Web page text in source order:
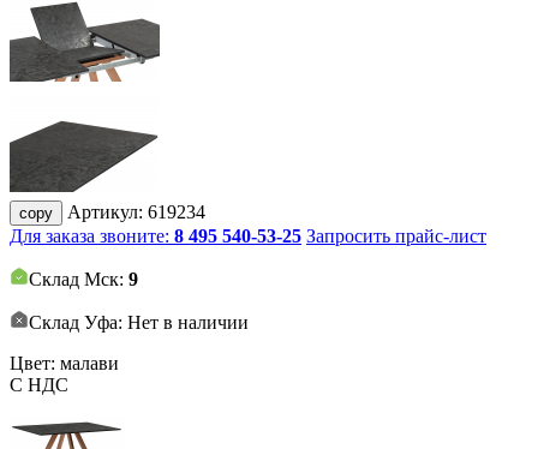
copy Артикул: 619234
Для заказа звоните: 8 495 540-53-25 Запросить прайс-лист
Склад Мск: 9
Склад Уфа: Нет в наличии
Цвет: малави
С НДС